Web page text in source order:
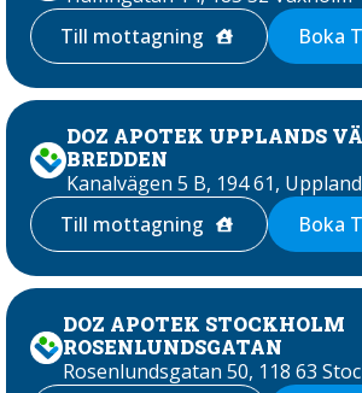
Till mottagning
Boka
DOZ APOTEK UPPLANDS
BREDDEN
Kanalvägen 5 B, 194 61,
Till mottagning
Boka
DOZ APOTEK STOCKHOLM
ROSENLUNDSGATAN
Rosenlundsgatan 50, 118 63